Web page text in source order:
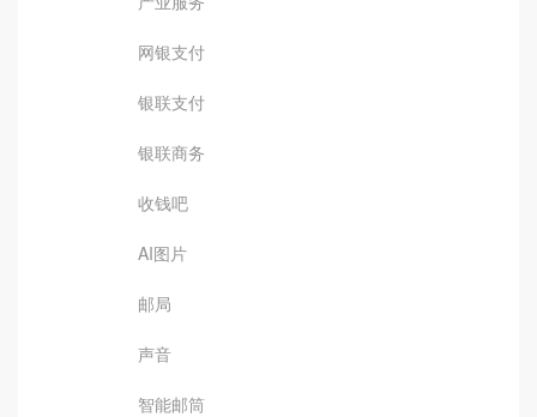
网银支付
银联支付
银联商务
收钱吧
AI图片
邮局
声音
智能邮筒